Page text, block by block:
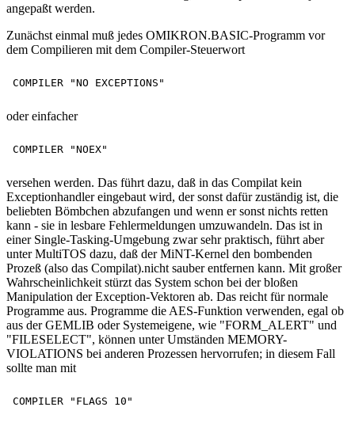
angepaßt werden.
Zunächst einmal muß jedes OMIKRON.BASIC-Programm vor
dem Compilieren mit dem Compiler-Steuerwort
oder einfacher
versehen werden. Das führt dazu, daß in das Compilat kein
Exceptionhandler eingebaut wird, der sonst dafür zuständig ist, die
beliebten Bömbchen abzufangen und wenn er sonst nichts retten
kann - sie in lesbare Fehlermeldungen umzuwandeln. Das ist in
einer Single-Tasking-Umgebung zwar sehr praktisch, führt aber
unter MultiTOS dazu, daß der MiNT-Kernel den bombenden
Prozeß (also das Compilat).nicht sauber entfernen kann. Mit großer
Wahrscheinlichkeit stürzt das System schon bei der bloßen
Manipulation der Exception-Vektoren ab. Das reicht für normale
Programme aus. Programme die AES-Funktion verwenden, egal ob
aus der GEMLIB oder Systemeigene, wie "FORM_ALERT" und
"FILESELECT", können unter Umständen MEMORY-
VIOLATIONS bei anderen Prozessen hervorrufen; in diesem Fall
sollte man mit